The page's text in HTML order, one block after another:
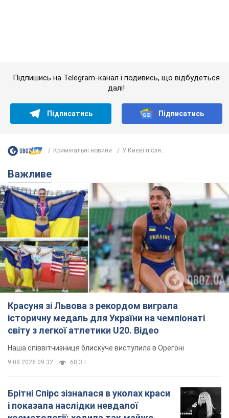
Красуня зі Львова з рекордом виграла
історичну медаль для України на чемпіонаті
світу з легкої атлетики U20. Відео
Наша співвітчизниця блискуче виступила в Орегоні
9.08.2026 09:32 68,3 т.
Брітні Спірс зізналася в уколах краси
і показала наслідки невдалої
косметології: ходила так майже
Помітний наслідок процедури зберігався
близько чотирьох тижнів
9.08.2026 13:19 3,6 т.
У 16–17 років могла цілий день не
їсти: українська модель Христина
Пономар розповіла про страшний бік
модельної кар’єри
Модель зізналася, які гонорари отримують її
колеги